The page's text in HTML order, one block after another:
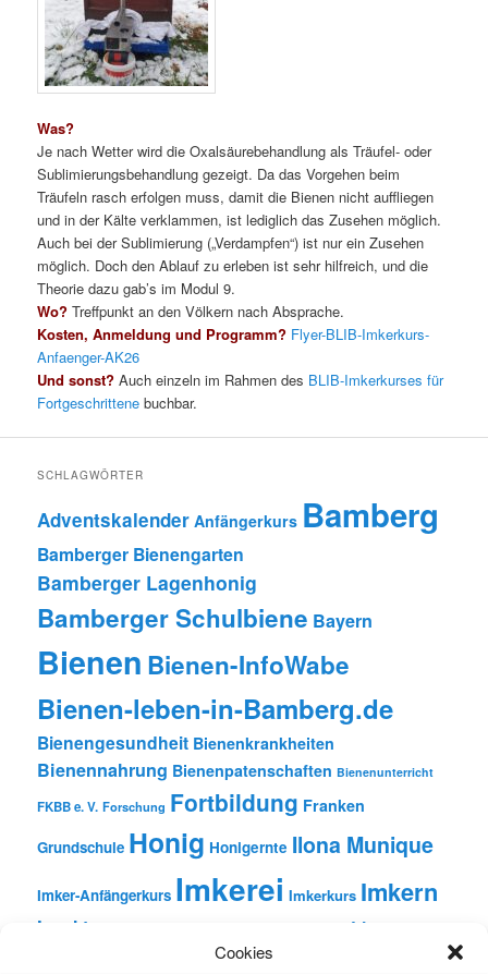
Cookies
Was?
Je nach Wetter wird die Oxalsäurebehandlung als Träufel- oder
Sublimierungsbehandlung gezeigt. Da das Vorgehen beim
Träufeln rasch erfolgen muss, damit die Bienen nicht auffliegen
und in der Kälte verklammen, ist lediglich das Zusehen möglich.
Auch bei der Sublimierung („Verdampfen“) ist nur ein Zusehen
möglich. Doch den Ablauf zu erleben ist sehr hilfreich, und die
Theorie dazu gab’s im Modul 9.
Wo? Treffpunkt an den Völkern nach Absprache.
Kosten, Anmeldung und Programm? Flyer-BLIB-Imkerkurs-
Anfaenger-AK26
Und sonst?Auch einzeln im Rahmen des BLIB-Imkerkurses für
Fortgeschrittene buchbar.
SCHLAGWÖRTER
Adventskalender Anfängerkurs Bamberg
Bamberger Bienengarten
Bamberger Lagenhonig
Bamberger Schulbiene Bayern
Bienen Bienen-InfoWabe
Bienen-leben-in-Bamberg.de
Bienengesundheit Bienenkrankheiten
Bienennahrung Bienenpatenschaften Bienenunterricht
FKBB e. V. Forschung Fortbildung Franken
Grundschule Honig Honigernte Ilona Munique
Imker-Anfängerkurs Imkerei Imkerkurs Imkern
Insekten Literatur
Natur Oberfranken